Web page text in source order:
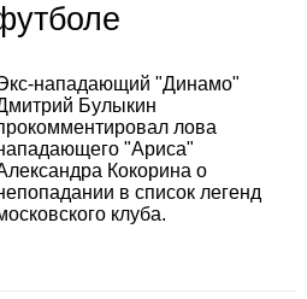
нападающий "Динамо"
Булыкин
лова
"Ариса"
Кокорина о
в список легенд
клуба.